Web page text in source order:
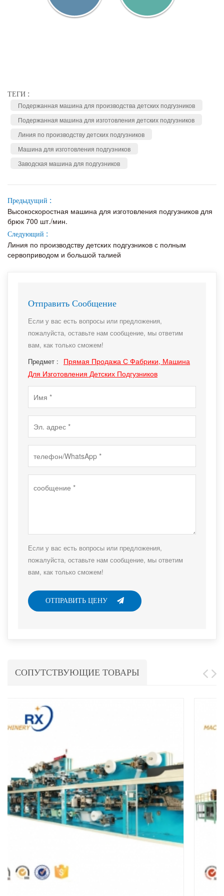
ТЕГИ :
Подержанная машина для производства детских подгузников
Подержанная машина для изготовления детских подгузников
Линия по производству детских подгузников
Машина для изготовления подгузников
Заводская машина для подгузников
Предыдущий :
Высокоскоростная машина для изготовления подгузников для
брюк 700 шт./мин.
Следующий :
Линия по производству детских подгузников с полным
сервоприводом и большой талией
Отправить Сообщение
Если у вас есть вопросы или предложения,
пожалуйста, оставьте нам сообщение, мы ответим
вам, как только сможем!
Предмет :
Прямая Продажа С Фабрики, Машина
Для Изготовления Детских Подгузников
Если у вас есть вопросы или предложения,
пожалуйста, оставьте нам сообщение, мы ответим
вам, как только сможем!
ОТПРАВИТЬ ЦЕНУ
СОПУТСТВУЮЩИЕ ТОВАРЫ